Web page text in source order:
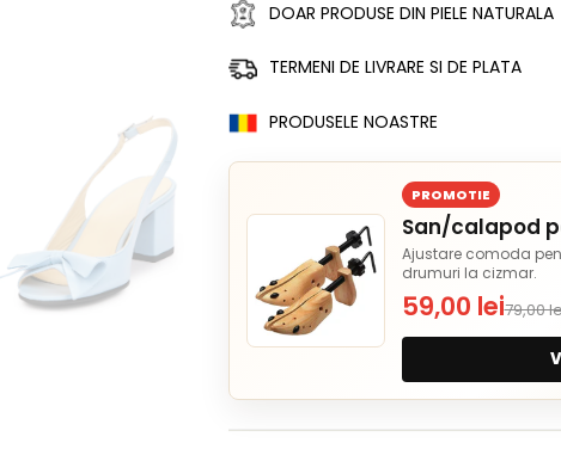
DOAR PRODUSE DIN PIELE NATURALA
TERMENI DE LIVRARE SI DE PLATA
PRODUSELE NOASTRE
PROMOTIE
San/calapod
Ajustare comoda
drumuri la cizmar.
59,00 lei79,00